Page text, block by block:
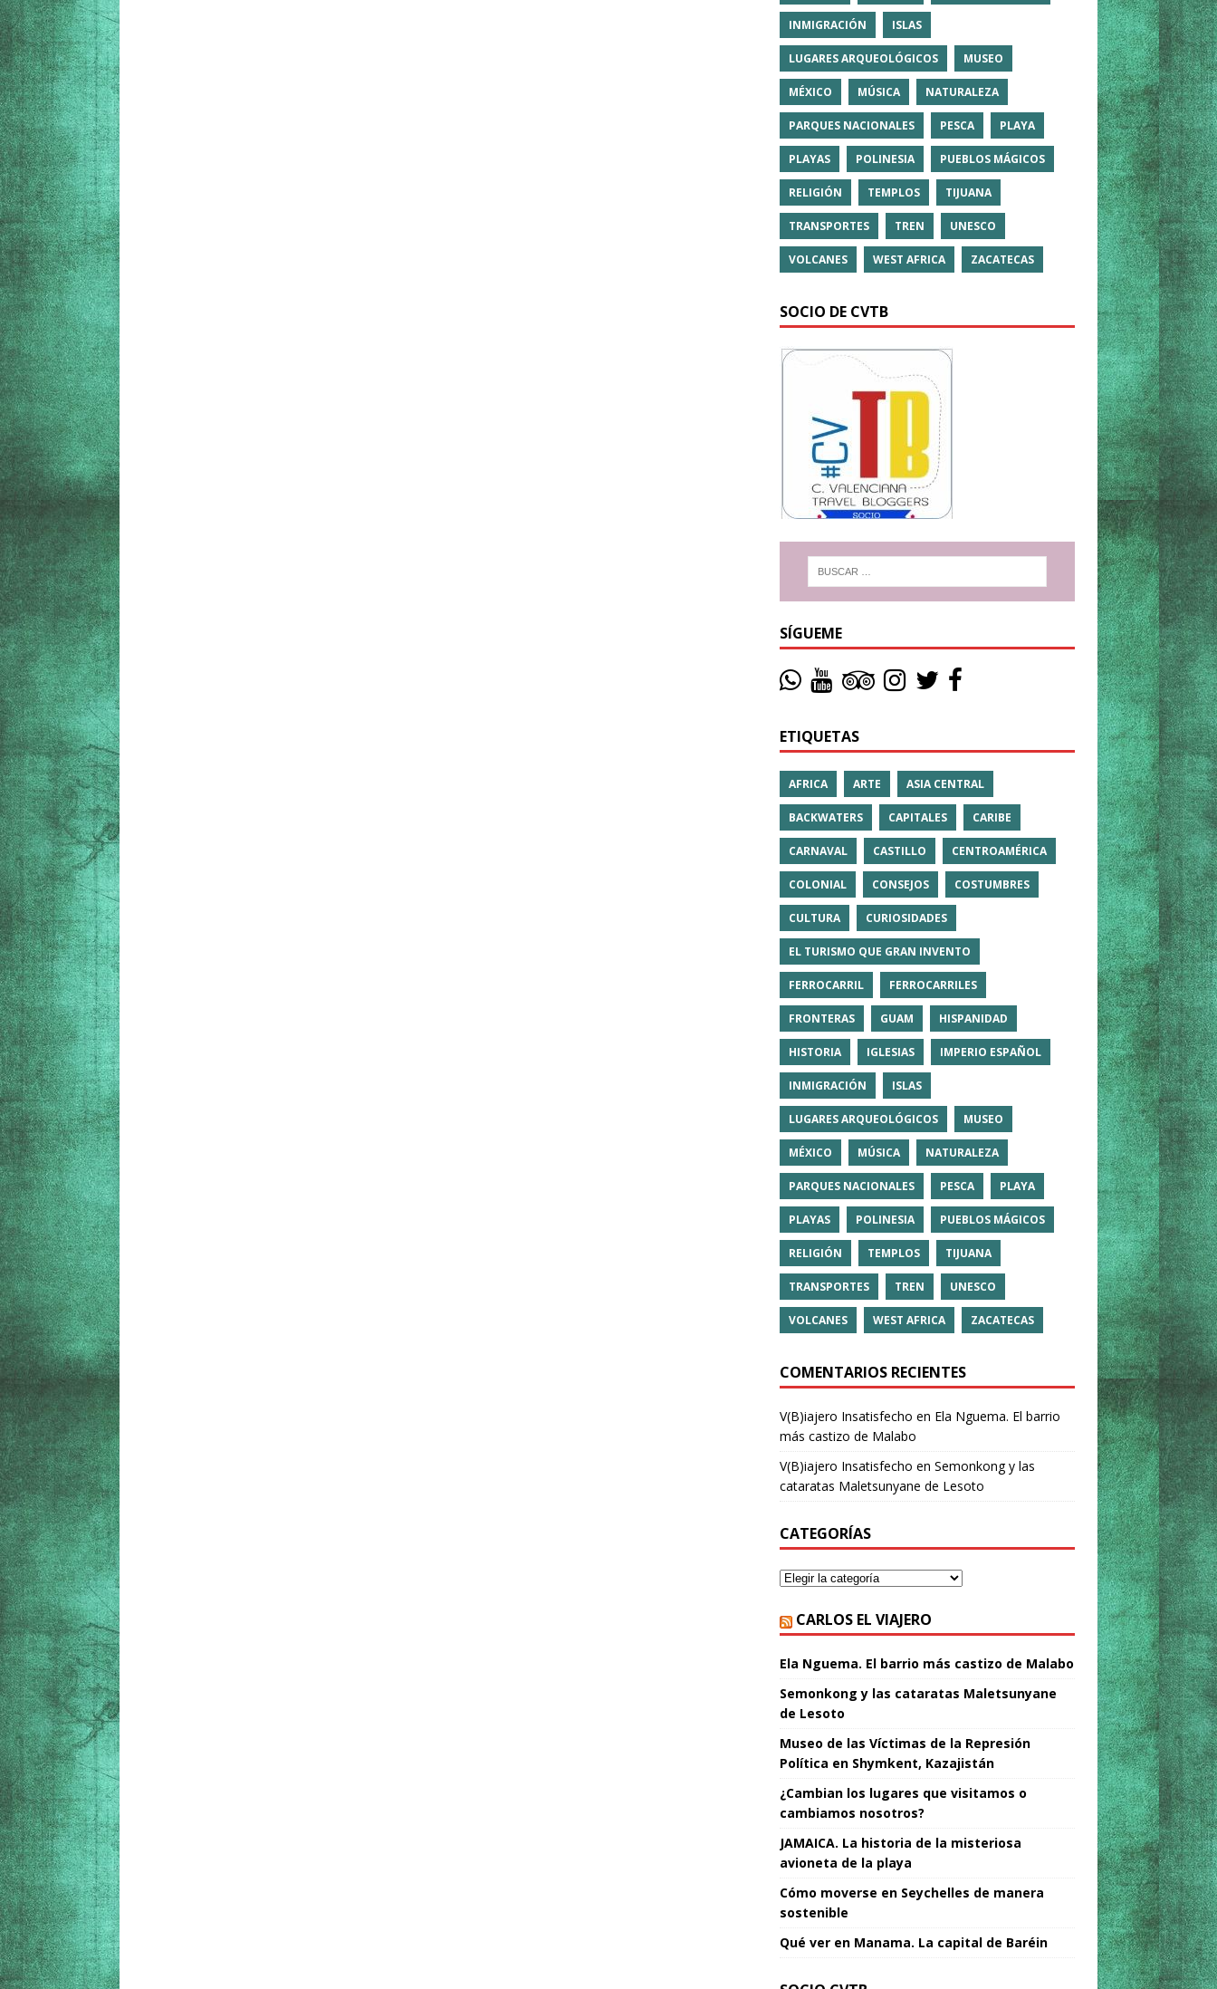
INMIGRACIÓN ISLAS
LUGARES ARQUEOLÓGICOS MUSEO
MÉXICO MÚSICA NATURALEZA
PARQUES NACIONALES PESCA PLAYA
PLAYAS POLINESIA PUEBLOS MÁGICOS
RELIGIÓN TEMPLOS TIJUANA
TRANSPORTES TREN UNESCO
VOLCANES WEST AFRICA ZACATECAS
SOCIO DE CVTB
SÍGUEME
ETIQUETAS
AFRICA ARTE ASIA CENTRAL
BACKWATERS CAPITALES CARIBE
CARNAVAL CASTILLO CENTROAMÉRICA
COLONIAL CONSEJOS COSTUMBRES
CULTURA CURIOSIDADES
EL TURISMO QUE GRAN INVENTO
FERROCARRIL FERROCARRILES
FRONTERAS GUAM HISPANIDAD
HISTORIA IGLESIAS IMPERIO ESPAÑOL
INMIGRACIÓN ISLAS
LUGARES ARQUEOLÓGICOS MUSEO
MÉXICO MÚSICA NATURALEZA
PARQUES NACIONALES PESCA PLAYA
PLAYAS POLINESIA PUEBLOS MÁGICOS
RELIGIÓN TEMPLOS TIJUANA
TRANSPORTES TREN UNESCO
VOLCANES WEST AFRICA ZACATECAS
COMENTARIOS RECIENTES
V(B)iajero Insatisfecho en Ela Nguema. El barrio
más castizo de Malabo
V(B)iajero Insatisfecho en Semonkong y las
cataratas Maletsunyane de Lesoto
CATEGORÍAS
CARLOS EL VIAJERO
Ela Nguema. El barrio más castizo de Malabo
Semonkong y las cataratas Maletsunyane
de Lesoto
Museo de las Víctimas de la Represión
Política en Shymkent, Kazajistán
¿Cambian los lugares que visitamos o
cambiamos nosotros?
JAMAICA. La historia de la misteriosa
avioneta de la playa
Cómo moverse en Seychelles de manera
sostenible
Qué ver en Manama. La capital de Baréin